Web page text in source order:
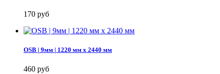
170 руб
OSB | 9мм | 1220 мм х 2440 мм
460 руб